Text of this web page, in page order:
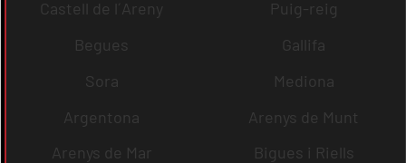
Castell de l´Areny
Puig-reig
Begues
Gallifa
Sora
Mediona
Argentona
Arenys de Munt
Arenys de Mar
Bigues i Riells